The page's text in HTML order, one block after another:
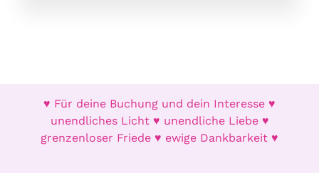
♥ Für deine Buchung und dein Interesse ♥
unendliches Licht ♥ unendliche Liebe ♥
grenzenloser Friede ♥ ewige Dankbarkeit ♥